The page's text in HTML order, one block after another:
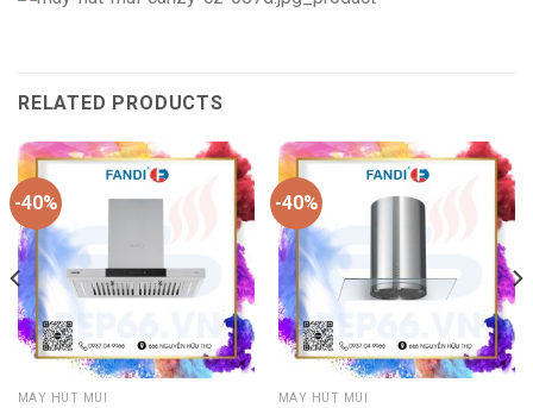
RELATED PRODUCTS
-40%
MÁY HÚT MÙI
-40%
MÁY HÚT MÙI